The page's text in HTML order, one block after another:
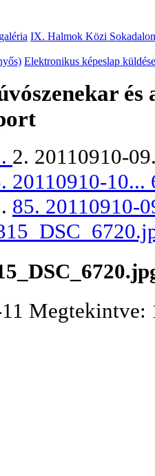
IX. Halmok Közi
Elektronikus képeslap
és
2. 20110910-
20110910-10...
85. 20110910-
Megtekintve: